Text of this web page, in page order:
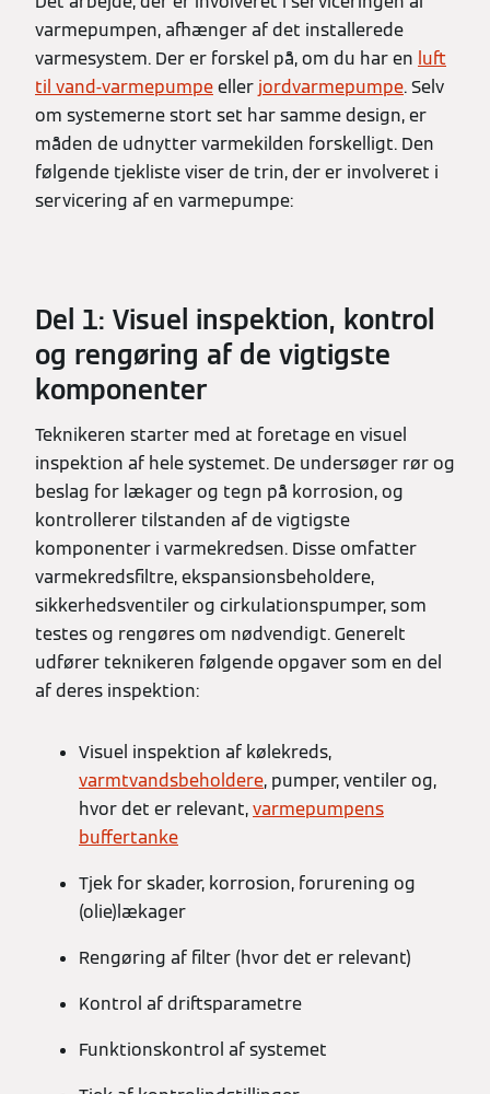
varmepumpen, afhænger af det installerede
varmesystem. Der er forskel på, om du har en luft
til vand-varmepumpeeller jordvarmepumpe. Selv
om systemerne stort set har samme design, er
måden de udnytter varmekilden forskelligt. Den
følgende tjekliste viser de trin, der er involveret i
servicering af en varmepumpe:
Del 1: Visuel inspektion, kontrol
og rengøring af de vigtigste
komponenter
Teknikeren starter med at foretage en visuel
inspektion af hele systemet. De undersøger rør og
beslag for lækager og tegn på korrosion, og
kontrollerer tilstanden af de vigtigste
komponenter i varmekredsen. Disse omfatter
varmekredsfiltre, ekspansionsbeholdere,
sikkerhedsventiler og cirkulationspumper, som
testes og rengøres om nødvendigt. Generelt
udfører teknikeren følgende opgaver som en del
af deres inspektion:
Visuel inspektion af kølekreds,
varmtvandsbeholdere, pumper, ventiler og,
hvor det er relevant,varmepumpens
buffertanke
Tjek for skader, korrosion, forurening og
(olie)lækager
Rengøring af filter (hvor det er relevant)
Kontrol af driftsparametre
Funktionskontrol af systemet